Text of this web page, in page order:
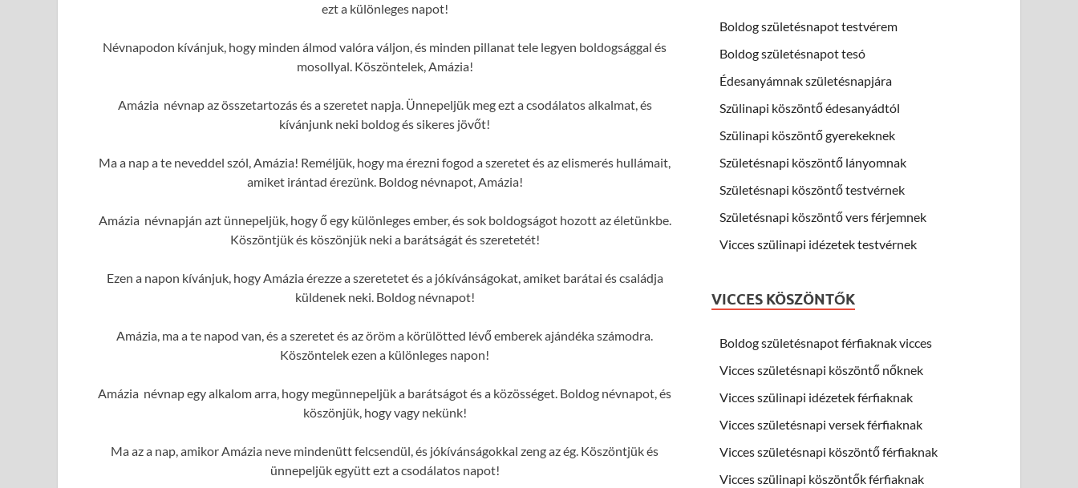
ezt a különleges napot!
Névnapodon kívánjuk, hogy minden álmod valóra váljon, és minden pillanat tele legyen boldogsággal és
mosollyal. Köszöntelek, Amázia!
Amázia névnap az összetartozás és a szeretet napja. Ünnepeljük meg ezt a csodálatos alkalmat, és
kívánjunk neki boldog és sikeres jövőt!
Ma a nap a te neveddel szól, Amázia! Reméljük, hogy ma érezni fogod a szeretet és az elismerés hullámait,
amiket irántad érezünk. Boldog névnapot, Amázia!
Amázia névnapján azt ünnepeljük, hogy ő egy különleges ember, és sok boldogságot hozott az életünkbe.
Köszöntjük és köszönjük neki a barátságát és szeretetét!
Ezen a napon kívánjuk, hogy Amázia érezze a szeretetet és a jókívánságokat, amiket barátai és családja
küldenek neki. Boldog névnapot!
Amázia, ma a te napod van, és a szeretet és az öröm a körülötted lévő emberek ajándéka számodra.
Köszöntelek ezen a különleges napon!
Amázia névnap egy alkalom arra, hogy megünnepeljük a barátságot és a közösséget. Boldog névnapot, és
köszönjük, hogy vagy nekünk!
Ma az a nap, amikor Amázia neve mindenütt felcsendül, és jókívánságokkal zeng az ég. Köszöntjük és
ünnepeljük együtt ezt a csodálatos napot!
Boldog születésnapot testvérem
Boldog születésnapot tesó
Édesanyámnak születésnapjára
Szülinapi köszöntő édesanyádtól
Szülinapi köszöntő gyerekeknek
Születésnapi köszöntő lányomnak
Születésnapi köszöntő testvérnek
Születésnapi köszöntő vers férjemnek
Vicces szülinapi idézetek testvérnek
VICCES KÖSZÖNTŐK
Boldog születésnapot férfiaknak vicces
Vicces születésnapi köszöntő nőknek
Vicces szülinapi idézetek férfiaknak
Vicces születésnapi versek férfiaknak
Vicces születésnapi köszöntő férfiaknak
Vicces szülinapi köszöntők férfiaknak